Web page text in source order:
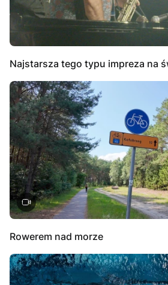
Najstarsza tego typu impreza na
Rowerem nad morze